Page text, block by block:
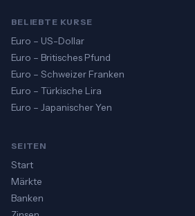
BELIEBTE KURSE
Euro – US-Dollar
Euro – Britisches Pfund
Euro – Schweizer Franken
Euro – Türkische Lira
Euro – Japanischer Yen
SEITEN
Start
Märkte
Banken